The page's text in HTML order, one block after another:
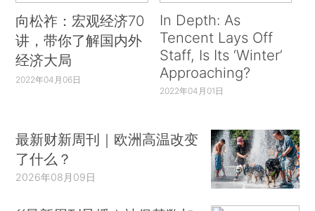
向松祚：宏观经济70
讲，带你了解国内外
经济大局
2022年04月06日
In Depth: As
Tencent Lays Off
Staff, Is Its ‘Winter’
Approaching?
2022年04月01日
最新财新周刊｜欧洲高温改变
了什么？
2026年08月09日